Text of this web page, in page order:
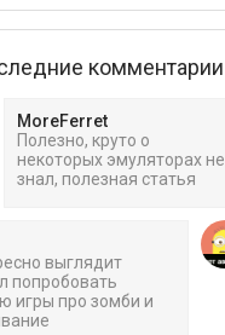
комментарии
MoreFerret
Полезно, круто о
некоторых эмуляторах не
знал, полезная статья
выглядит
попробовать
игры про зомби и